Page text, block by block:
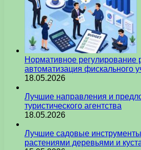
Нормативное регулирование
автоматизация фискального
18.05.2026
Лучшие направления и
туристического агентства
18.05.2026
Лучшие садовые
растениями деревьями и